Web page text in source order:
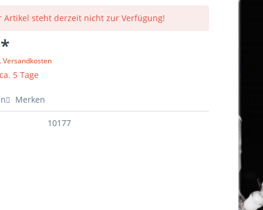
Artikel steht derzeit nicht zur Verfügung!
Versandkosten
5 Tage
Merken
10177